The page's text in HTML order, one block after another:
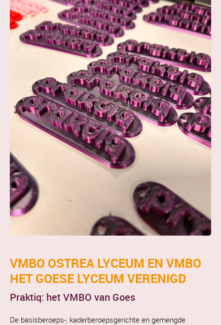
VMBO OSTREA LYCEUM EN VMBO
HET GOESE LYCEUM VERENIGD
Praktiq: het VMBO van Goes
De basisberoeps-, kaderberoepsgerichte en gemengde